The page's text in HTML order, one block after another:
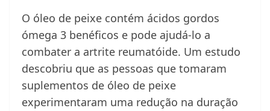
O óleo de peixe contém ácidos gordos
ómega 3 benéficos e pode ajudá-lo a
combater a artrite reumatóide. Um estudo
descobriu que as pessoas que tomaram
suplementos de óleo de peixe
experimentaram uma redução na duração